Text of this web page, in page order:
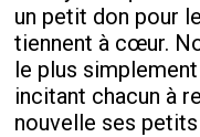
un petit don pour
tiennent à cœur.
le plus
incitant chacun à
nouvelle ses